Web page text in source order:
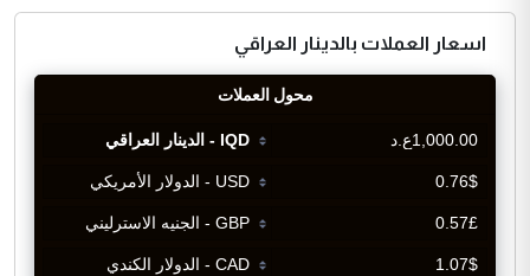
اسعار العملات بالدينار العراقي